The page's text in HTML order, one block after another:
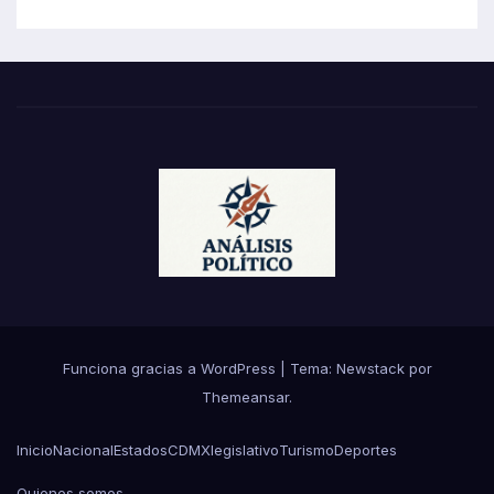
Funciona gracias a WordPress Tema: Newstackpor
Themeansar.
InicioNacionalEstadosCDMXlegislativoTurismoDeportes